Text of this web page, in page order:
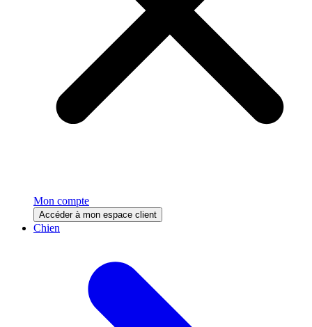
Mon compte
Accéder à mon espace client
Chien